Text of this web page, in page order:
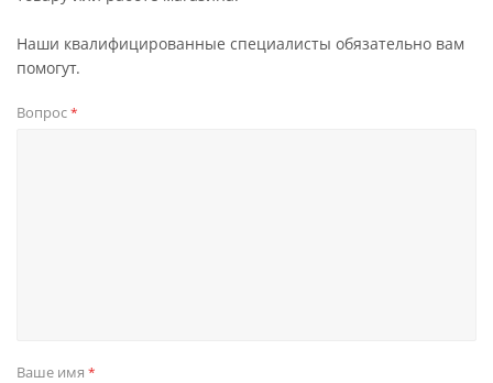
Наши квалифицированные специалисты обязательно вам
помогут.
Вопрос*
Ваше имя *